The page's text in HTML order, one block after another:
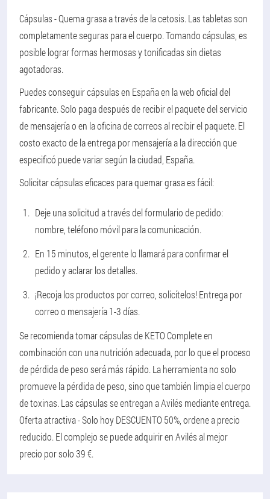
Cápsulas - Quema grasa a través de la cetosis. Las tabletas son
completamente seguras para el cuerpo. Tomando cápsulas, es
posible lograr formas hermosas y tonificadas sin dietas
agotadoras.
Puedes conseguir cápsulas en España en la web oficial del
fabricante. Solo paga después de recibir el paquete del servicio
de mensajería o en la oficina de correos al recibir el paquete. El
costo exacto de la entrega por mensajería a la dirección que
especificó puede variar según la ciudad, España.
Solicitar cápsulas eficaces para quemar grasa es fácil:
Deje una solicitud a través del formulario de pedido:
nombre, teléfono móvil para la comunicación.
En 15 minutos, el gerente lo llamará para confirmar el
pedido y aclarar los detalles.
¡Recoja los productos por correo, solicítelos! Entrega por
correo o mensajería 1-3 días.
Se recomienda tomar cápsulas de KETO Complete en
combinación con una nutrición adecuada, por lo que el proceso
de pérdida de peso será más rápido. La herramienta no solo
promueve la pérdida de peso, sino que también limpia el cuerpo
de toxinas. Las cápsulas se entregan a Avilés mediante entrega.
Oferta atractiva - Solo hoy DESCUENTO 50%, ordene a precio
reducido. El complejo se puede adquirir en Avilés al mejor
precio por solo 39 €.